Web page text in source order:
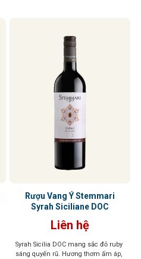
Rượu Vang Ý Stemmari
Syrah Siciliane DOC
Liên hệ
Syrah Sicilia DOC mang sắc đỏ ruby
sáng quyến rũ. Hương thơm ấm áp,